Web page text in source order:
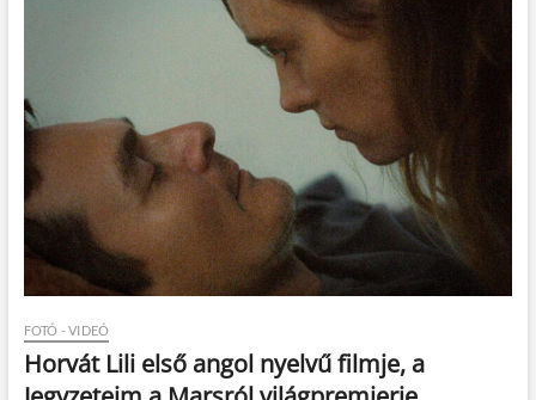
FOTÓ - VIDEÓ
Horvát Lili első angol nyelvű filmje, a